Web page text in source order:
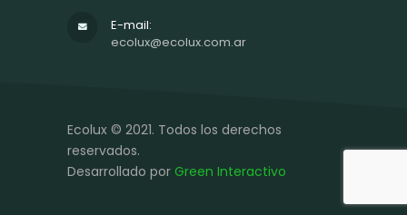
E-mail:
ecolux@ecolux.com.ar
Ecolux © 2021. Todos los derechos
reservados.
Desarrollado por Green Interactivo